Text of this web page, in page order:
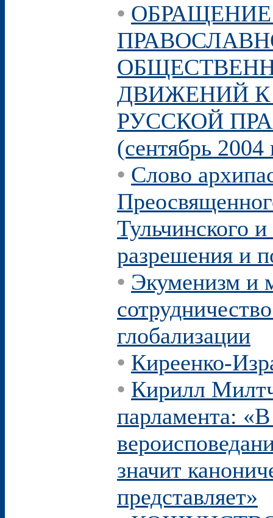
•
ДВИЖЕНИЙ К
РУССКОЙ
(сентябрь 2004
• Слово
Тульчинского
разрешения и
• Экуменизм и
глобализации
• Киреенко-
• Кирилл
парламента:
значит
представляет»